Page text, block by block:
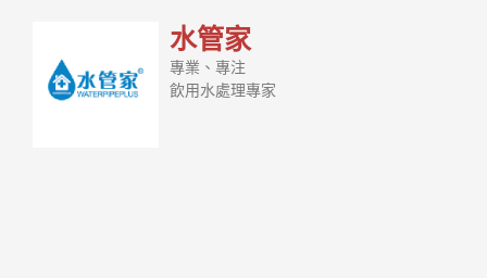
水管家
專業、專注
飲用水處理專家